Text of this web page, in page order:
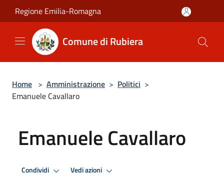
Salta al contenuto principale
Regione Emilia-Romagna
Comune di Rubiera
Home > Amministrazione > Politici >
Emanuele Cavallaro
Emanuele Cavallaro
Condividi Vedi azioni